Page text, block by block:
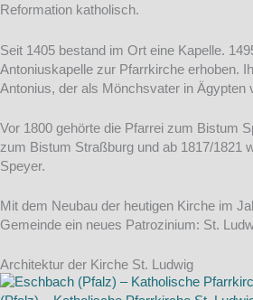
Reformation katholisch.
Seit 1405 bestand im Ort eine Kapelle.
Antoniuskapelle zur Pfarrkirche erhoben.
Antonius, der als Mönchsvater in Ägypten
Vor 1800 gehörte die Pfarrei zum Bistum
zum Bistum Straßburg und ab 1817/1821
Speyer.
Mit dem Neubau der heutigen Kirche im
Gemeinde ein neues Patrozinium: St.
Architektur der Kirche St. Ludwig